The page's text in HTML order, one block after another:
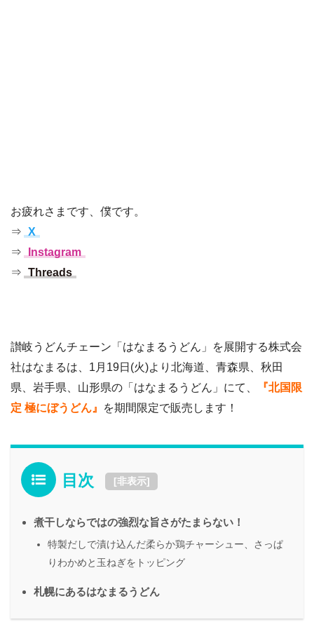
お疲れさまです、僕です。
⇒ X
⇒
Instagram
⇒ Threads
讃岐うどんチェーン「はなまるうどん」を展開する株式会
社はなまるは、1月19日(火)より北海道、青森県、秋田
県、岩手県、山形県の「はなまるうどん」にて、
『北国限
定 極にぼうどん』
を期間限定で販売します！
目次 [非表示]
煮干しならではの強烈な旨さがたまらない！
特製だしで漬け込んだ柔らか鶏チャーシュー、さっぱ
りわかめと玉ねぎをトッピング
札幌にあるはなまるうどん